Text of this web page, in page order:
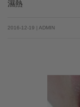
濕熱
2016-12-19 | ADMIN